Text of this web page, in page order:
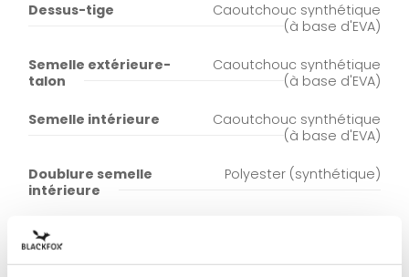
Dessus-tige
Caoutchouc synthétique
(à base d'EVA)
Semelle extérieure-
talon
Caoutchouc synthétique
(à base d'EVA)
Semelle intérieure
Caoutchouc synthétique
(à base d'EVA)
Doublure semelle
intérieure
Polyester (synthétique)